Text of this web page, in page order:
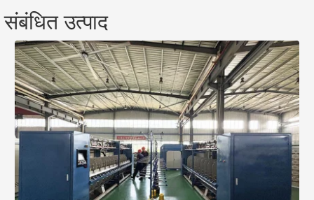
संबंधित उत्पाद